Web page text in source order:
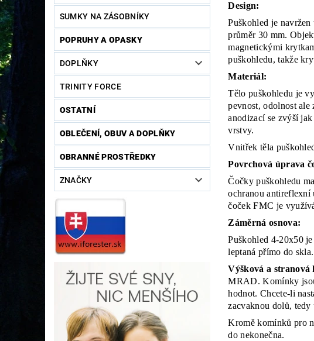
SUMKY NA ZÁSOBNÍKY
POPRUHY A OPASKY
DOPLŇKY
TRINITY FORCE
OSTATNÍ
OBLEČENÍ, OBUV A DOPLŇKY
OBRANNÉ PROSTŘEDKY
ZNAČKY
Design:
Puškohled je
průměr 30 mm.
magnetickými
puškohledu, takže
Materiál:
Tělo puškohledu je
pevnost, odolnost
anodizací se zvýší
vrstvy.
Vnitřek těla
Povrchová úprava
Čočky puškohledu
ochranou antireflexní
čoček FMC je
Záměrná osnova:
Puškohled 4-20x50
leptaná přímo do
Výšková a stranová
MRAD. Komínky
hodnot. Chcete-li
zacvaknou dolů, tedy
Kromě komínků pro
do nekonečna.